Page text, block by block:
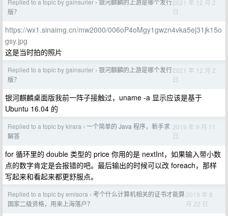
Replied to a topic by gainsurier › 银河麒麟的上游是哪个发行
版？
2021 年 12 月 2
日
https://wx1.sinaimg.cn/mw2000/006oP4oMgy1gwzn4vka5ej31jk15o
gsy.jpg
这是当时拍的照片
Replied to a topic by gainsurier › 银河麒麟的上游是哪个发行
版？
2021 年 12 月 2
日
银河麒麟桌面版我前一阵子接触过，uname -a 显示应该是基于
Ubuntu 16.04 的
Replied to a topic by kirara › 一个简单的 Java 程序，新手求
解答
2019 年 9 月 11
日
for 循环里的 double 类型的 price 你用的是 nextInt，如果输入带小数
点的数字肯定是会报错的吧。最后输出的时候可以改 foreach，那样
写起来和看起来都更舒服点。
Replied to a topic by emisora › 考个什么计算机相关的证书才能算
国家二级资格，用来上海落户？
2019 年 8
月 22 日